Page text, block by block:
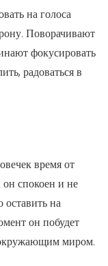
на голоса
Поворачивают
фокусировать
радоваться в
время от
спокоен и не
на
он побудет
миром.